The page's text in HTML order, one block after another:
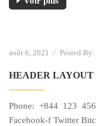
août 6, 2021 / Posted By:
HEADER LAYOUT
Phone: +844 123
Facebook-f Twitter